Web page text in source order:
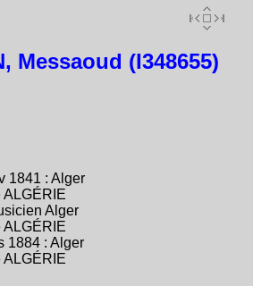
Messaoud (I348655)
1841 : Alger
Alger
1884 : Alger